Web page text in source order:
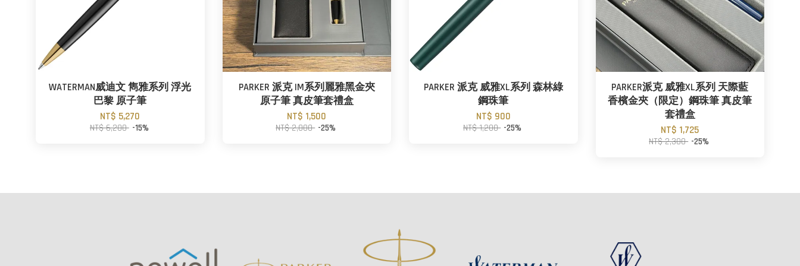
WATERMAN威迪文 雋雅系列 浮光
巴黎 原子筆
NT$ 5,270
NT$ 6,200 -15%
PARKER 派克 IM系列麗雅黑金夾
原子筆 真皮筆套禮盒
NT$ 1,500
NT$ 2,000 -25%
PARKER 派克 威雅XL系列 森林綠
鋼珠筆
NT$ 900
NT$ 1,200 -25%
PARKER派克 威雅XL系列 天際藍
香檳金夾（限定）鋼珠筆 真皮筆
套禮盒
NT$ 1,725
NT$ 2,300 -25%